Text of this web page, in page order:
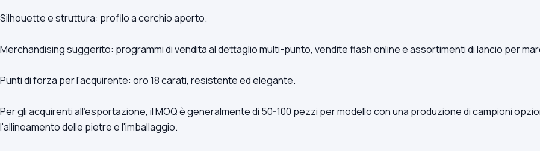
Silhouette e struttura: profilo a cerchio aperto.
Merchandising suggerito: programmi di vendita al dettaglio multi-punto, vendite flash online e assortimenti di lancio per
Punti di forza per l'acquirente: oro 18 carati, resistente ed elegante.
Per gli acquirenti all'esportazione, il MOQ è generalmente di 50-100 pezzi per modello con una produzione di campioni
l'allineamento delle pietre e l'imballaggio.